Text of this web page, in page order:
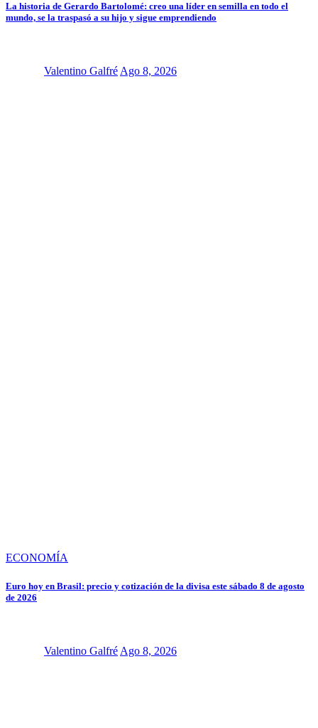
La historia de Gerardo Bartolomé: creo una líder en semilla en todo el
mundo, se la traspasó a su hijo y sigue emprendiendo
Valentino Galfré Ago 8, 2026
ECONOMÍA
Euro hoy en Brasil: precio y cotización de la divisa este sábado 8 de agosto
de 2026
Valentino Galfré Ago 8, 2026